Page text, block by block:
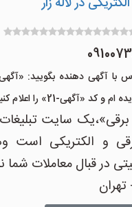
با آگهی دهنده بگویید:
21» را اعلام کنید»
سایت
و الکتریکی است
در قبال معاملات شما